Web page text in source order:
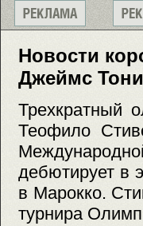
Новости
Джеймс
Трехкратный
Теофило
дебютирует в
в Марокко.
турнира